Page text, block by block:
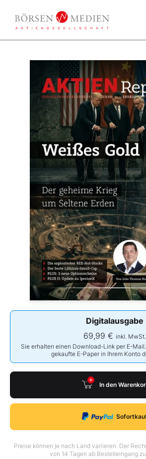
Digitalausgabe
69,99 € inkl. MwSt.
Sie erhalten einen Download-Link per E-
gekaufte E-Paper in Ihrem Konto
In den
Preise können je nach Land variieren. Der
von 14 Tagen ab Bestelleingang